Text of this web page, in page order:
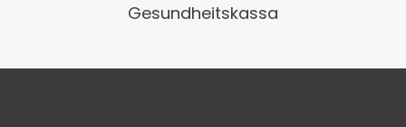
Gesundheitskassa